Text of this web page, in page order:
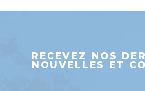
RECEVEZ NOS
NOUVELLES ET